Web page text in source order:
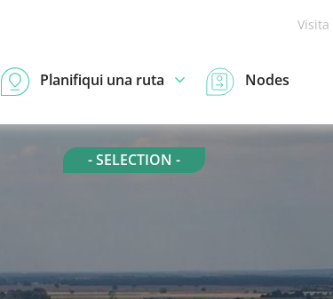
Planifiqui una ruta Nodes
- SELECTION -